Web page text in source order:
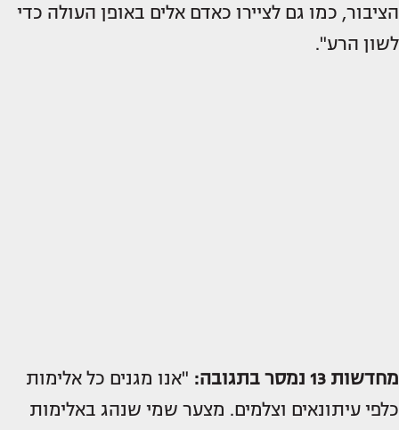
הציבור, כמו גם לציירו כאדם אלים באופן העולה כדי
לשון הרע".
מחדשות 13 נמסר בתגובה:
"אנו מגנים כל אלימות
כלפי עיתונאים וצלמים. מצער שמי שנהג באלימות